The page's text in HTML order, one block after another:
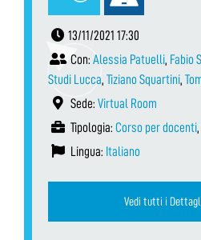
13/11/2021 17:30
Con: Alessia Patuelli, Fabio
Studi Lucca, Tiziano Squartini,
Sede: Virtual Room
Tipologia: Corso per docenti,
Lingua: Italiano
Vedi tutti i